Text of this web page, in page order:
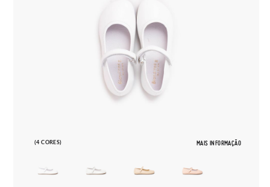
(4 CORES) MAIS INFORMAÇÃO